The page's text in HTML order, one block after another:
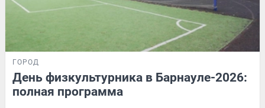
ГОРОД
День физкультурника в Барнауле-2026:
полная программа